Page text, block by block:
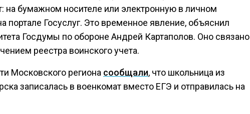
на бумажном носителе или электронную в личном
портале Госуслуг. Это временное явление, объяснил
Госдумы по обороне Андрей Картаполов. Оно связано
реестра воинского учета.
Московского региона сообщали, что школьница из
записалась в военкомат вместо ЕГЭ и отправилась на